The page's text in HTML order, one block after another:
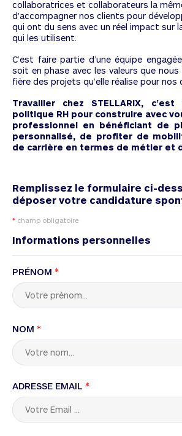
SaaS
Langues : Français
collaboratrices et collaborateurs la
d’accompagner nos clients pour
qui ont du sens avec un réel impact sur
qui les utilisent.
C’est faire partie d’une équipe
soit en phase avec les valeurs que
fière des projets qu’elle réalise pour nos
Travailler chez STELLARIX, c’est
politique RH pour construire avec
professionnel en bénéficiant de
personnalisé, de profiter de
de carrière en termes de métier et
Remplissez le formulaire ci-
déposer votre candidature
* champ obligatoire
Informations personnelles
PRÉNOM *
NOM *
ADRESSE EMAIL *